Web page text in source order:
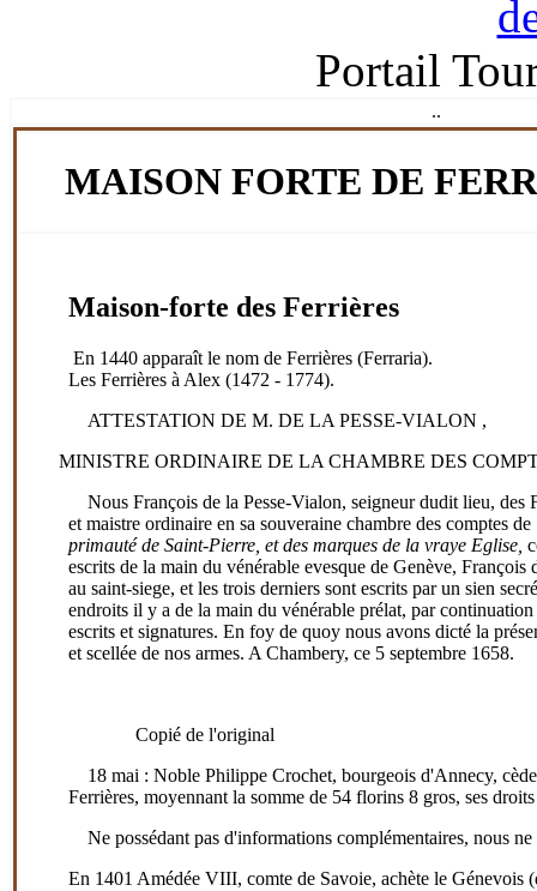
Portail
..
MAISON FORTE DE
Maison-forte des Ferrières
En 1440 apparaît le nom de Ferrières (Ferraria).
Les Ferrières à Alex (1472 - 1774).
ATTESTATION DE M. DE LA PESSE-VIALON ,
MINISTRE ORDINAIRE DE LA CHAMBRE DES
Nous François de la Pesse-Vialon, seigneur dudit lieu, des
et maistre ordinaire en sa souveraine chambre des comptes de
primauté de Saint-Pierre, et des marques de la vraye Eglise,
escrits de la main du vénérable evesque de Genève,
au saint-siege, et les trois derniers sont escrits par un sien
endroits il y a de la main du vénérable prélat, par
escrits et signatures. En foy de quoy nous avons dicté la
et scellée de nos armes. A Chambery, ce 5 septembre 1658.
Copié de l'original
18 mai : Noble Philippe Crochet, bourgeois d'Annecy,
Ferrières, moyennant la somme de 54 florins 8 gros, ses
Ne possédant pas d'informations complémentaires, nous
En 1401 Amédée VIII, comte de Savoie, achète le Génevois